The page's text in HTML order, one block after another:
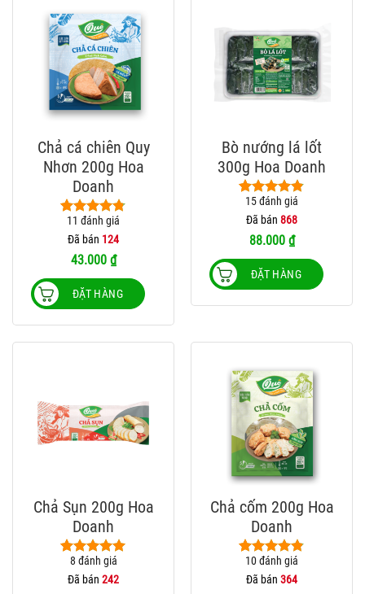
Chả cá chiên Quy
Nhơn 200g Hoa
Doanh
4.73trên 5
dựa trên
11
đánh giá
11 đánh giá
Đã bán 124
43.000 ₫
ĐẶT HÀNG
Bò nướng lá lốt
300g Hoa Doanh
4.80trên 5
dựa trên
15
đánh giá
15đánh giá
Đã bán 868
88.000 ₫
ĐẶT HÀNG
Chả Sụn 200g Hoa
Doanh
5.00trên 5
dựa trên
8 đánh giá
Đã bán 242
Chả cốm 200g Hoa
Doanh
4.80trên 5
dựa trên
10
10đánh giá
Đã bán 364
Sản